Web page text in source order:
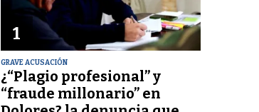
1
GRAVE ACUSACIÓN
¿“Plagio profesional” y
“fraude millonario” en